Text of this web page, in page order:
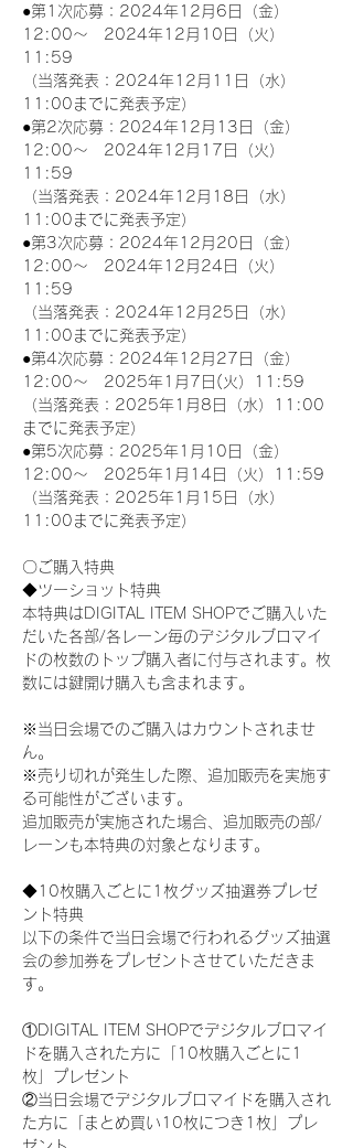
●第1次応募：2024年12月6日（金）
12:00～　2024年12月10日（火）
11:59
（当落発表：2024年12月11日（水）
11:00までに発表予定）
●第2次応募：2024年12月13日（金）
12:00～　2024年12月17日（火）
11:59
（当落発表：2024年12月18日（水）
11:00までに発表予定）
●第3次応募：2024年12月20日（金）
12:00～　2024年12月24日（火）
11:59
（当落発表：2024年12月25日（水）
11:00までに発表予定）
●第4次応募：2024年12月27日（金）
12:00～　2025年1月7日(火）11:59
（当落発表：2025年1月8日（水）11:00
までに発表予定）
●第5次応募：2025年1月10日（金）
12:00～　2025年1月14日（火）11:59
（当落発表：2025年1月15日（水）
11:00までに発表予定）
〇ご購入特典
◆ツーショット特典
本特典はDIGITAL ITEM SHOPでご購入いた
だいた各部/各レーン毎のデジタルブロマイ
ドの枚数のトップ購入者に付与されます。枚
数には鍵開け購入も含まれます。
※当日会場でのご購入はカウントされませ
ん。
※売り切れが発生した際、追加販売を実施す
る可能性がございます。
追加販売が実施された場合、追加販売の部/
レーンも本特典の対象となります。
◆10枚購入ごとに1枚グッズ抽選券プレゼ
ント特典
以下の条件で当日会場で行われるグッズ抽選
会の参加券をプレゼントさせていただきま
す。
①DIGITAL ITEM SHOPでデジタルブロマイ
ドを購入された方に「10枚購入ごとに1
枚」プレゼント
②当日会場でデジタルブロマイドを購入され
た方に「まとめ買い10枚につき1枚」プレ